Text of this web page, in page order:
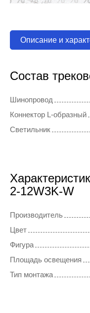
Описание и
Состав
Шинопровод
Коннектор L-образный
Светильник
2-12W3K-W
Производитель
Цвет
Фигура
Площадь освещения
Тип монтажа